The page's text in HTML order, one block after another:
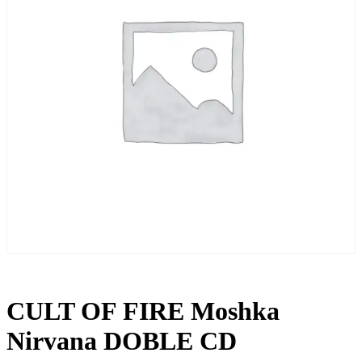
CULT OF FIRE Moshka
Nirvana DOBLE CD